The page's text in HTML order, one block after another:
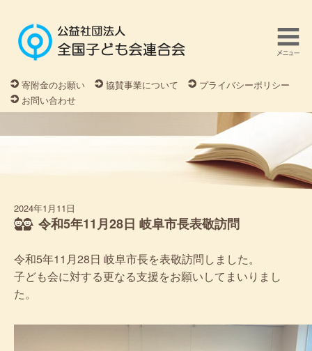
寄附金のお願い 協賛事業について
プライバシーポリシー
お問い合わせ
2024年1月11日
令和5年11月28日 岐阜市長表敬訪問
令和5年11月28日 岐阜市長を表敬訪問しました。
子ども会に対する更なる支援をお願いしてまいりまし
た。